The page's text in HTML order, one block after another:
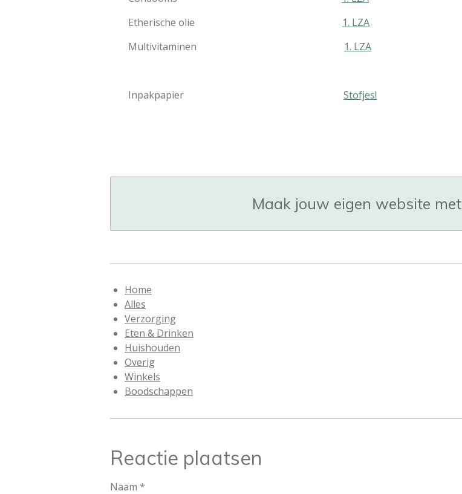
Etherische olie 1. LZA
Multivitaminen 1. LZA
Inpakpapier Stofjes!
Maak jouw eigen website met
Home
Alles
Verzorging
Eten & Drinken
Huishouden
Overig
Winkels
Boodschappen
Reactie plaatsen
Naam *